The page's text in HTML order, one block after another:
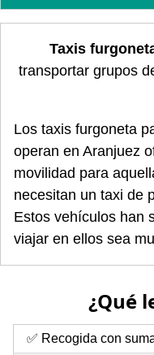
Taxis
transportar grupos
Los taxis furgoneta
operan en Aranjuez
movilidad para
necesitan un taxi de
Estos vehículos han
viajar en ellos sea
¿Qué
✅ Recogida con